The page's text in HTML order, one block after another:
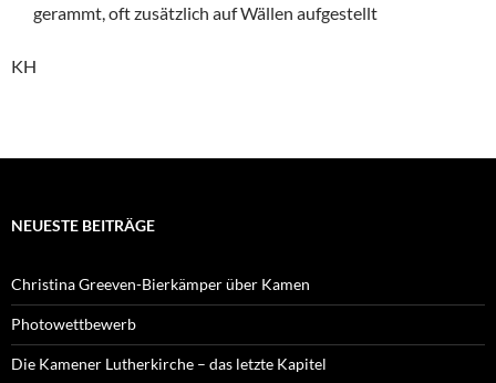
gerammt, oft zusätzlich auf Wällen aufgestellt
KH
NEUESTE BEITRÄGE
Christina Greeven-Bierkämper über Kamen
Photowettbewerb
Die Kamener Lutherkirche – das letzte Kapitel